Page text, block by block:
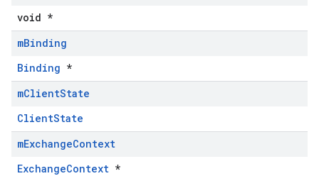
void *
mBinding
Binding *
mClientState
ClientState
mExchangeContext
ExchangeContext *